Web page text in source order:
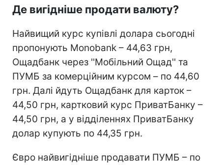
Де вигідніше продати валюту?
Найвищий курс купівлі долара сьогодні
пропонують Monobank – 44,63 грн,
Ощадбанк через ''Мобільний Ощад'' та
ПУМБ за комерційним курсом – по 44,60
грн. Далі йдуть Ощадбанк для карток –
44,50 грн, картковий курс ПриватБанку –
44,50 грн, а у відділеннях ПриватБанку
долар купують по 44,35 грн.
Євро найвигідніше продавати ПУМБ – по